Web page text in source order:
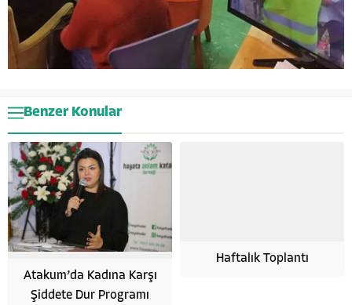
Benzer Konular
Atakum’da Kadına Karşı
Şiddete Dur Programı
Haftalık Toplantı